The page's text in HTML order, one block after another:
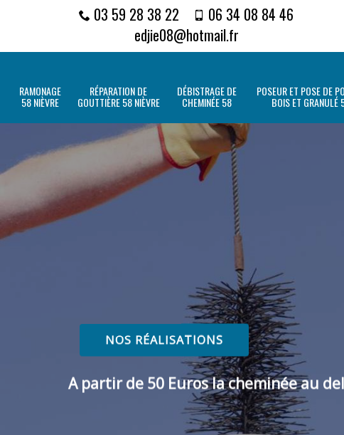
03 59 28 38 22
06 34 08 84 46
edjie08@hotmail.fr
RAMONAGE
58 NIÈVRE
RÉPARATION DE
GOUTTIÈRE 58 NIÈVRE
DÉBISTRAGE DE
CHEMINÉE 58
POSEUR ET POSE DE
BOIS ET GRANULÉ
NOS RÉALISATIONS
A partir de 50 Euros la cheminée au